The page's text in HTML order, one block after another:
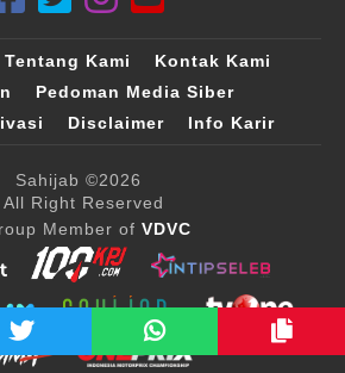
Tentang Kami
Kontak Kami
Pedoman Media Siber
Disclaimer Info Karir
Sahijab ©2026
All Right Reserved
Member of VDVC